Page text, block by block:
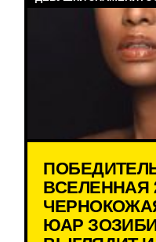
ВСЕЛЕННАЯ
ЮАР